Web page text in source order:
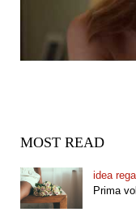
MOST READ
idea
Prima